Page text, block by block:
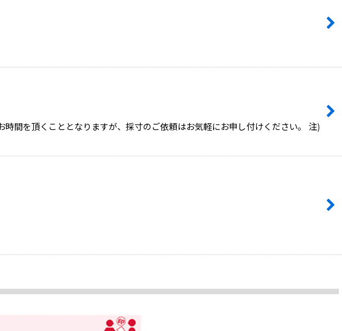
間を頂くこととなりますが、採寸のご依頼はお気軽にお申し付けください。 注)